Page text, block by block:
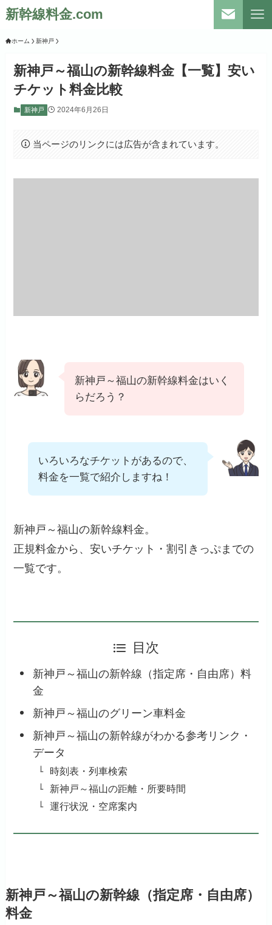
新幹線料金.com
ホーム 新神戸
新神戸～福山の新幹線料金【一覧】安い
チケット料金比較
新神戸 2024年6月26日
当ページのリンクには広告が含まれています。
新神戸～福山の新幹線料金はいく
らだろう？
いろいろなチケットがあるので、
料金を一覧で紹介しますね！
新神戸～福山の新幹線料金。
正規料金から、安いチケット・割引きっぷまでの
一覧です。
目次
新神戸～福山の新幹線（指定席・自由席）料
金
新神戸～福山のグリーン車料金
新神戸～福山の新幹線がわかる参考リンク・
データ
時刻表・列車検索
新神戸～福山の距離・所要時間
運行状況・空席案内
新神戸～福山の新幹線（指定席・自由席）
料金